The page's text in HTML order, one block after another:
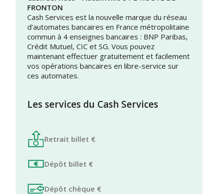
FRONTON
Cash Services est la nouvelle marque du réseau
d’automates bancaires en France métropolitaine
commun à 4 enseignes bancaires : BNP Paribas,
Crédit Mutuel, CIC et SG. Vous pouvez
maintenant effectuer gratuitement et facilement
vos opérations bancaires en libre-service sur
ces automates.
Les services du Cash Services
Retrait billet €
Dépôt billet €
Dépôt chèque €